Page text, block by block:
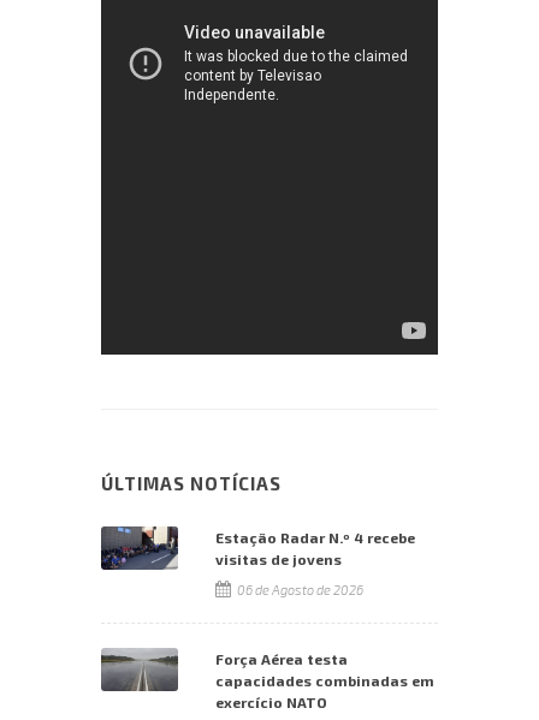
ÚLTIMAS NOTÍCIAS
Estação Radar N.º 4 recebe
visitas de jovens
06 de Agosto de 2026
Força Aérea testa
capacidades combinadas em
exercício NATO